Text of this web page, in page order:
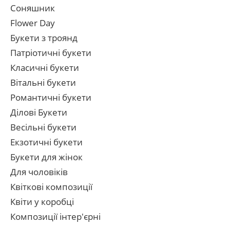
Соняшник
Flower Day
Букети з троянд
Патріотичні букети
Класичні букети
Вітальні букети
Романтичні букети
Ділові Букети
Весільні букети
Екзотичні букети
Букети для жінок
Для чоловіків
Квіткові композиції
Квіти у коробці
Композиції інтер'єрні